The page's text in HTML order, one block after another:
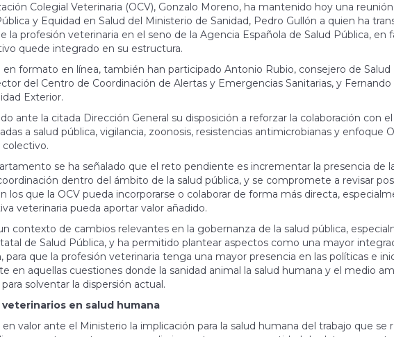
Colegial Veterinaria (OCV), Gonzalo Moreno, ha mantenido hoy una
y Equidad en Salud del Ministerio de Sanidad, Pedro Gullón a quien ha
la profesión veterinaria en el seno de la Agencia Española de Salud Pública, en
quede integrado en su estructura.
formato en línea, también han participado Antonio Rubio, consejero de Salud
del Centro de Coordinación de Alertas y Emergencias Sanitarias, y Fernando
Exterior.
ante la citada Dirección General su disposición a reforzar la colaboración con
a salud pública, vigilancia, zoonosis, resistencias antimicrobianas y enfoque
se ha señalado que el reto pendiente es incrementar la presencia de
dentro del ámbito de la salud pública, y se compromete a revisar
los que la OCV pueda incorporarse o colaborar de forma más directa,
veterinaria pueda aportar valor añadido.
contexto de cambios relevantes en la gobernanza de la salud pública,
de Salud Pública, y ha permitido plantear aspectos como una mayor
para que la profesión veterinaria tenga una mayor presencia en las políticas e
en aquellas cuestiones donde la sanidad animal la salud humana y el medio
solventar la dispersión actual.
en salud humana
valor ante el Ministerio la implicación para la salud humana del trabajo que se